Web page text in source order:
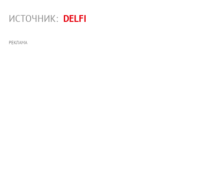
ИСТОЧНИК: DELFI
РЕКЛАМА